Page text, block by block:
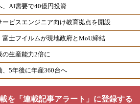
AI需要で40億円投資
ビスエンジニア向け教育拠点を開設
士フイルムが現地政府とMoU締結
生産能力2倍に
5年後に年産360台へ
を「連載記事アラート」に登録する